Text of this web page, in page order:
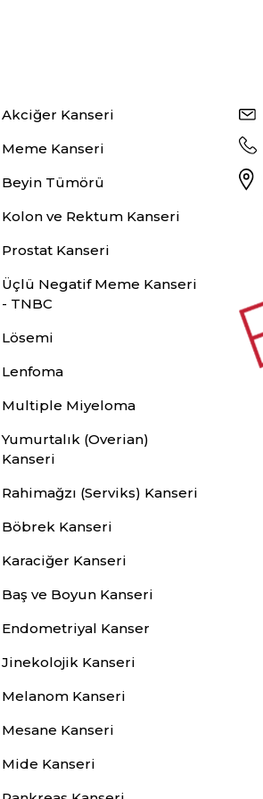
Akciğer Kanseri
Meme Kanseri
Beyin Tümörü
Kolon ve Rektum Kanseri
Prostat Kanseri
Üçlü Negatif Meme Kanseri
- TNBC
Lösemi
Lenfoma
Multiple Miyeloma
Yumurtalık (Overian)
Kanseri
Rahimağzı (Serviks) Kanseri
Böbrek Kanseri
Karaciğer Kanseri
Baş ve Boyun Kanseri
Endometriyal Kanser
Jinekolojik Kanseri
Melanom Kanseri
Mesane Kanseri
Mide Kanseri